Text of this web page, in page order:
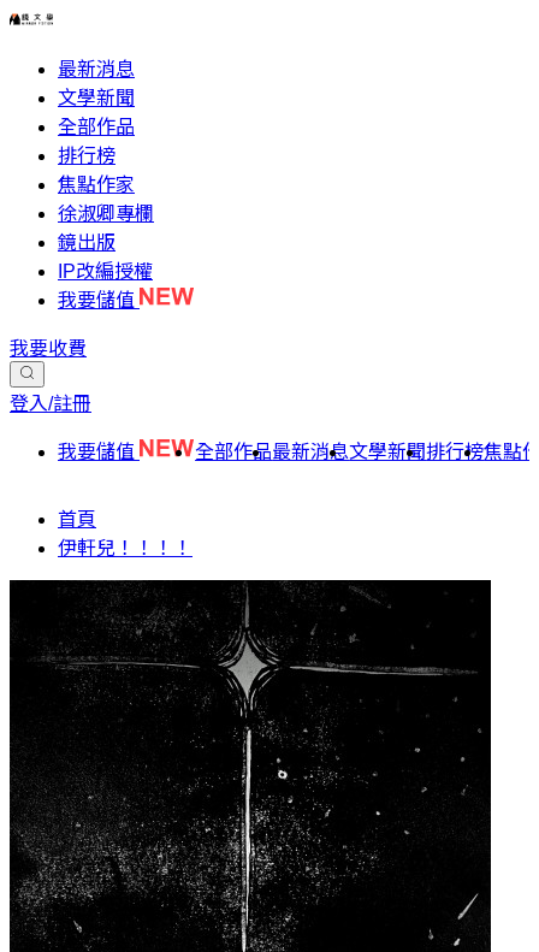
最新消息
文學新聞
全部作品
排行榜
焦點作家
徐淑卿專欄
鏡出版
IP改編授權
我要儲值
我要收費
登入/註冊
我要儲值 全部作品最新消息文學新聞排行榜焦點
首頁
伊軒兒！！！！